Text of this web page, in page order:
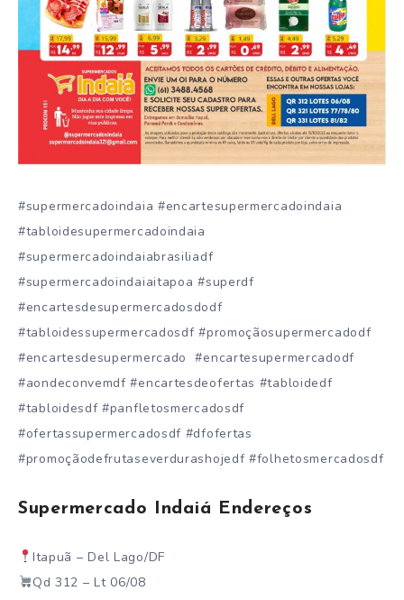
#supermercadoindaia #encartesupermercadoindaia
#tabloidesupermercadoindaia
#supermercadoindaiabrasiliadf
#supermercadoindaiaitapoa #superdf
#encartesdesupermercadosdodf
#tabloidessupermercadosdf #promoçãosupermercadodf
#encartesdesupermercado #encartesupermercadodf
#aondeconvemdf #encartesdeofertas #tabloidedf
#tabloidesdf #panfletosmercadosdf
#ofertassupermercadosdf #dfofertas
#promoçãodefrutaseverdurashojedf #folhetosmercadosdf
Supermercado Indaiá Endereços
Itapuã – Del Lago/DF
Qd 312 – Lt 06/08